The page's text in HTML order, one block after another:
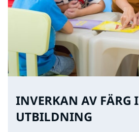
INVERKAN AV FÄRG I
UTBILDNING